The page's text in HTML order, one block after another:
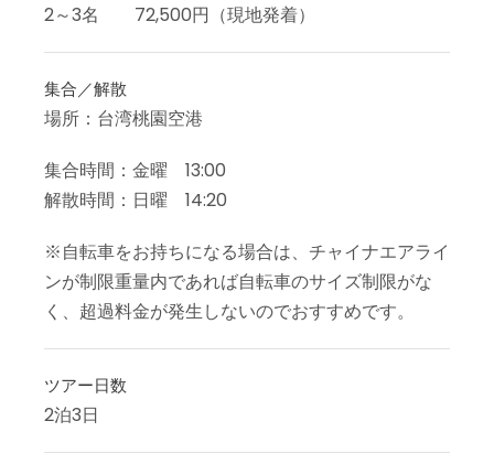
2～3名 72,500円（現地発着）
集合／解散
場所：台湾桃園空港
集合時間：金曜 13:00
解散時間：日曜 14:20
※自転車をお持ちになる場合は、チャイナエアライ
ンが制限重量内であれば自転車のサイズ制限がな
く、超過料金が発生しないのでおすすめです。
ツアー日数
2泊3日